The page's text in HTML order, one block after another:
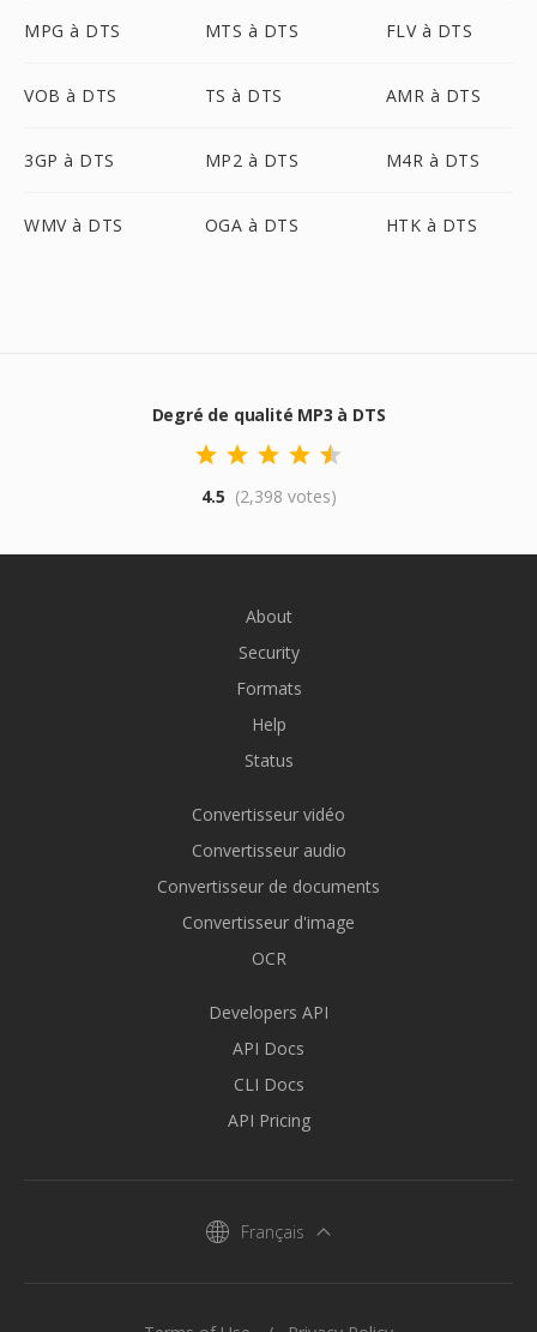
MPG à DTS MTS à DTS FLV à DTS
VOB à DTS TS à DTS AMR à DTS
3GP à DTS MP2 à DTS M4R à DTS
WMV à DTS OGA à DTS HTK à DTS
Degré de qualité MP3 à DTS
4.5 (2,398 votes)
About
Security
Formats
Help
Status
Convertisseur vidéo
Convertisseur audio
Convertisseur de documents
Convertisseur d'image
OCR
Developers API
API Docs
CLI Docs
API Pricing
Français